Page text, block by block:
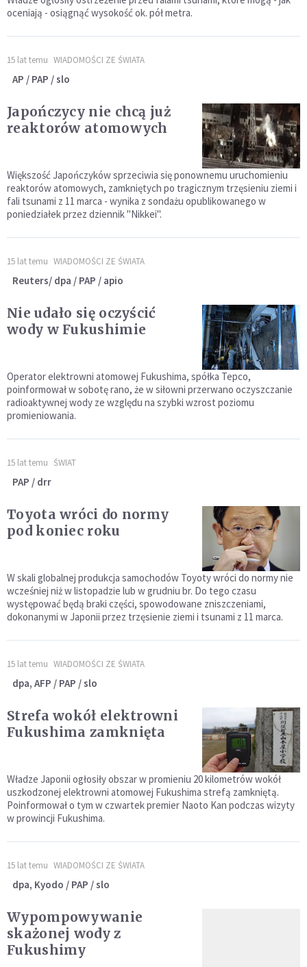
oceniają - osiągnąć wysokość ok. pół metra.
15 lat temu WIADOMOŚCI ZE ŚWIATA
AP / PAP / slo
Japończycy nie chcą już
reaktorów atomowych
Większość Japończyków sprzeciwia się ponownemu uruchomieniu
reaktorów atomowych, zamkniętych po tragicznym trzęsieniu ziemi i
fali tsunami z 11 marca - wynika z sondażu opublikowanego w
poniedziałek przez dziennik "Nikkei".
15 lat temu WIADOMOŚCI ZE ŚWIATA
Reuters/ dpa / PAP / apio
Nie udało się oczyścić
wody w Fukushimie
Operator elektrowni atomowej Fukushima, spółka Tepco,
poinformował w sobotę rano, że w siłowni przerwano oczyszczanie
radioaktywnej wody ze względu na szybki wzrost poziomu
promieniowania.
15 lat temu ŚWIAT
PAP / drr
Toyota wróci do normy
pod koniec roku
W skali globalnej produkcja samochodów Toyoty wróci do normy nie
wcześniej niż w listopadzie lub w grudniu br. Do tego czasu
występować będą braki części, spowodowane zniszczeniami,
dokonanymi w Japonii przez trzęsienie ziemi i tsunami z 11 marca.
15 lat temu WIADOMOŚCI ZE ŚWIATA
dpa, AFP / PAP / slo
Strefa wokół elektrowni
Fukushima zamknięta
Władze Japonii ogłosiły obszar w promieniu 20 kilometrów wokół
uszkodzonej elektrowni atomowej Fukushima strefą zamkniętą.
Poinformował o tym w czwartek premier Naoto Kan podczas wizyty
w prowincji Fukushima.
15 lat temu WIADOMOŚCI ZE ŚWIATA
dpa, Kyodo / PAP / slo
Wypompowywanie
skażonej wody z
Fukushimy